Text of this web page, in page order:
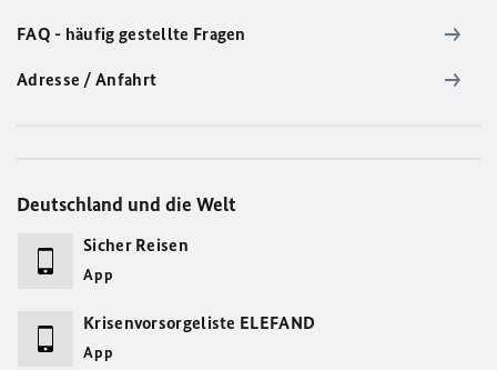
FAQ - häufig gestellte Fragen
Adresse / Anfahrt
Deutschland und die Welt
Sicher Reisen
App
Krisenvorsorgeliste ELEFAND
App